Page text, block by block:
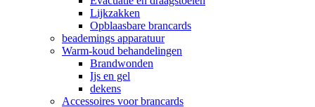
Lijkzakken
Opblaasbare brancards
beademings apparatuur
Warm-koud behandelingen
Brandwonden
Ijs en gel
dekens
Accessoires voor brancards